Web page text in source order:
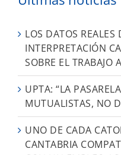
LOS DATOS
INTERPRETACIÓN
SOBRE EL TRABAJO
UPTA: “LA
MUTUALISTAS, NO
UNO DE CADA
CANTABRIA